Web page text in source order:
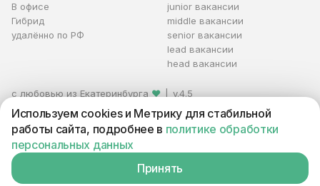
В офисе
Гибрид
удалённо по РФ
junior вакансии
middle вакансии
senior вакансии
lead вакансии
head вакансии
с любовью из Екатеринбурга ❤
v.4.5
© 2026 HireHi
Каталог профессий
Оферта
Условия
Персональные данные
Реклама
ИП Захаров Антон Алексеевич · ИНН 663005711880 · ОГРНИП
321665800059102
Используем cookies и Метрику для стабильной
работы сайта, подробнее в политике обработки
персональных данных
Принять